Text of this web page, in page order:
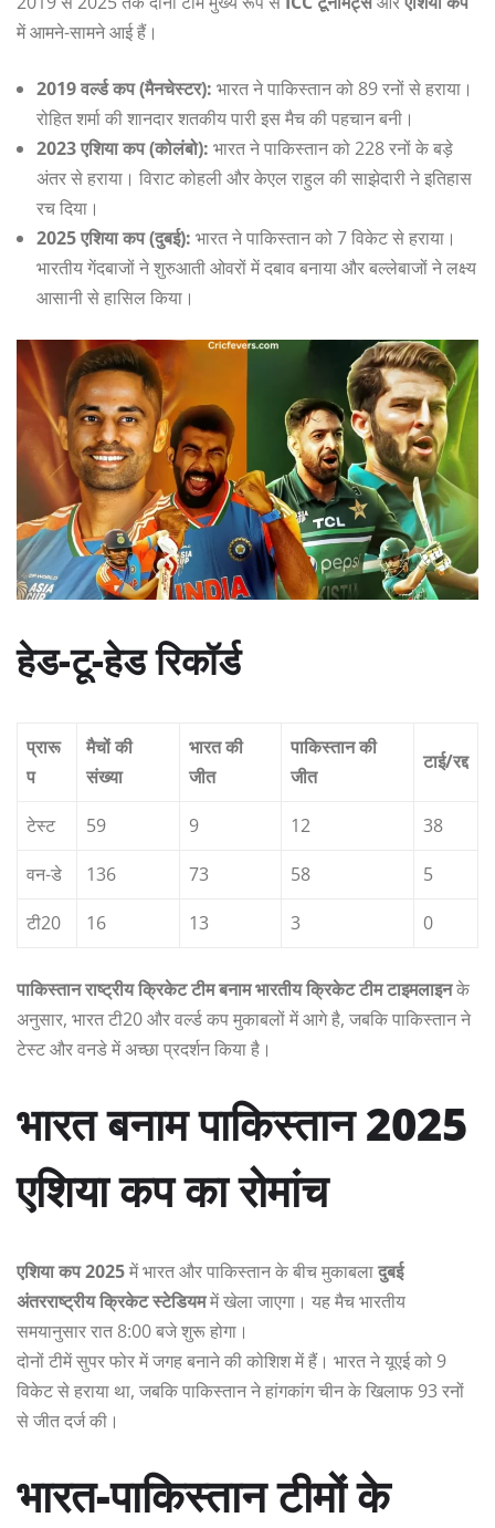
में आमने-सामने आई हैं।
2019 वर्ल्ड कप (मैनचेस्टर): भारत ने पाकिस्तान को 89 रनों से हराया।
रोहित शर्मा की शानदार शतकीय पारी इस मैच की पहचान बनी।
2023 एशिया कप (कोलंबो): भारत ने पाकिस्तान को 228 रनों के बड़े
अंतर से हराया। विराट कोहली और केएल राहुल की साझेदारी ने इतिहास
रच दिया।
2025 एशिया कप (दुबई): भारत ने पाकिस्तान को 7 विकेट से हराया।
भारतीय गेंदबाजों ने शुरुआती ओवरों में दबाव बनाया और बल्लेबाजों ने लक्ष्य
आसानी से हासिल किया।
हेड-टू-हेड रिकॉर्ड
प्रारू
प
मैचों की
संख्या
भारत की
जीत
पाकिस्तान की
जीत
टाई/रद्द
टेस्ट 59 9 12
38
वन-डे
136 73 58
5
टी20
16 13 3 0
पाकिस्तान राष्ट्रीय क्रिकेट टीम बनाम भारतीय क्रिकेट टीम टाइमलाइनके
अनुसार, भारत टी20 और वर्ल्ड कप मुकाबलों में आगे है, जबकि पाकिस्तान ने
टेस्ट और वनडे में अच्छा प्रदर्शन किया है।
भारत बनाम पाकिस्तान 2025
एशिया कप का रोमांच
एशिया कप 2025में भारत और पाकिस्तान के बीच मुकाबलादुबई
अंतरराष्ट्रीय क्रिकेट स्टेडियममें खेला जाएगा। यह मैच भारतीय
समयानुसार रात 8:00 बजे शुरू होगा।
दोनों टीमें सुपर फोर में जगह बनाने की कोशिश में हैं। भारत ने यूएई को 9
विकेट से हराया था, जबकि पाकिस्तान ने हांगकांग चीन के खिलाफ 93 रनों
से जीत दर्ज की।
भारत-पाकिस्तान टीमों के